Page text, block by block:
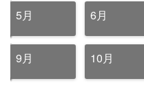
5月 6月
9月 10月